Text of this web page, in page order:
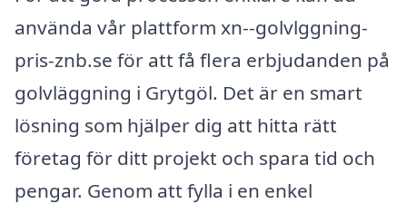
använda vår plattform xn--golvlggning-
pris-znb.se för att få flera erbjudanden på
golvläggning i Grytgöl. Det är en smart
lösning som hjälper dig att hitta rätt
företag för ditt projekt och spara tid och
pengar. Genom att fylla i en enkel